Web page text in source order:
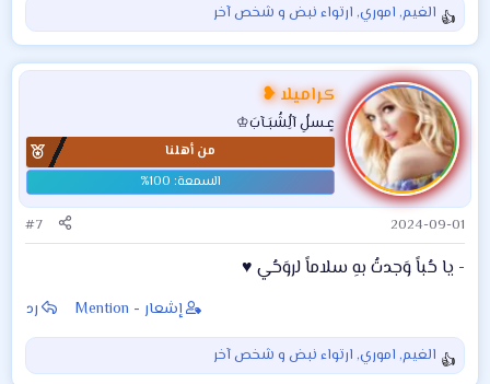
ا
ل
ت
ف
ا
ع
ل
ا
ت
:
الغيم, اموري, ارتواء نبض و شخص آخر
كراميلا ❥
عٍـسلُِ آلُِشُبَـآبَ♔
من أهلنا
2024-09-01
#7
- يا حُباً وَجدتُ بهِ سلاماً لروَحُي ♥️
إشعار - Mention رد
ا
الغيم, اموري, ارتواء نبض و شخص آخر